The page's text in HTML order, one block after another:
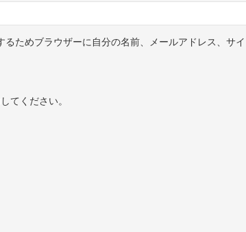
るためブラウザーに自分の名前、メールアドレス、サイ
てください。